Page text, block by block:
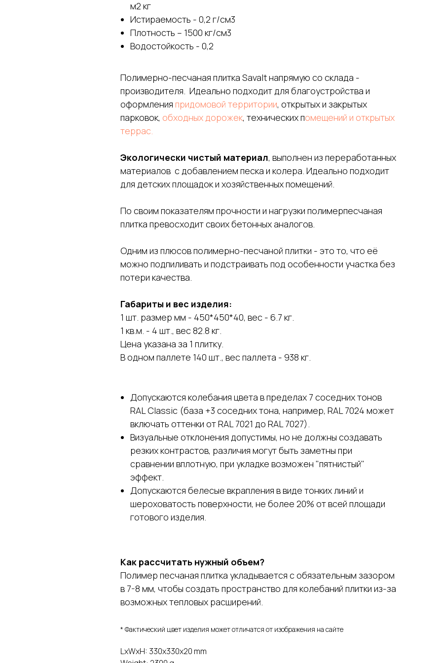
м2 кг
Истираемость - 0,2 г/см3
Плотность – 1500 кг/см3
Водостойкость - 0,2
Полимерно-песчаная плитка Savalt напрямую со склада -
производителя. Идеально подходит для благоустройства и
оформления придомовой территории, открытых и закрытых
парковок, обходных дорожек, технических помещений и открытых
террас.
Экологически чистый материал, выполнен из переработанных
материалов с добавлением песка и колера. Идеально подходит
для детских площадок и хозяйственных помещений.
По своим показателям прочности и нагрузки полимерпесчаная
плитка превосходит своих бетонных аналогов.
Одним из плюсов полимерно-песчаной плитки - это то, что её
можно подпиливать и подстраивать под особенности участка без
потери качества.
Габариты и вес изделия:
1 шт. размер мм - 450*450*40, вес - 6.7 кг.
1 кв.м. - 4 шт., вес 82.8 кг.
Цена указана за 1 плитку.
В одном паллете 140 шт., вес паллета - 938 кг.
Допускаются колебания цвета в пределах 7 соседних тонов
RAL Classic (база +3 соседних тона, например, RAL 7024 может
включать оттенки от RAL 7021 до RAL 7027).
Визуальные отклонения допустимы, но не должны создавать
резких контрастов, различия могут быть заметны при
сравнении вплотную, при укладке возможен "пятнистый"
эффект.
Допускаются белесые вкрапления в виде тонких линий и
шероховатость поверхности, не более 20% от всей площади
готового изделия.
Как рассчитать нужный объем?
Полимер песчаная плитка укладывается с обязательным зазором
в 7-8 мм, чтобы создать пространство для колебаний плитки из-за
возможных тепловых расширений.
* Фактический цвет изделия может отличатся от изображения на сайте
LxWxH: 330x330x20 mm